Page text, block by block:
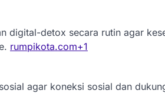
digital-detox secara rutin agar
rumpikota.com+1
agar koneksi sosial dan